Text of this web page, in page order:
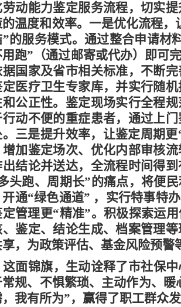
动能力鉴定服务流程，切实
温度和效率。一是优化流程，
”的服务模式。通过整合申请材
用跑”（通过邮寄或代办）即可
国家及省市相关标准，不断
定医疗卫生专家库，并实行随
和公正性。鉴定现场实行全程
行动不便的重症患者，通过上
。三是提升效率，让鉴定周期更
加鉴定场次、优化内部审核
出结论并送达，全流程时间得
头跑、周期长”的痛点，将便
开通“绿色通道” ，实行特事特
定管理更“精准”。积极探索运
、鉴定、结论生成、档案管理
，为政策评估、基金风险预警
这面锦旗，生动诠释了市社保
常规、不惧繁琐、主动作为、
，我有所为”，赢得了职工群众